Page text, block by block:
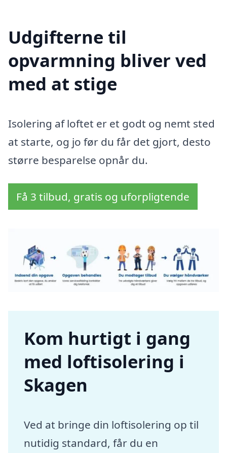
Udgifterne til
opvarmning bliver ved
med at stige
Isolering af loftet er et godt og nemt sted
at starte, og jo før du får det gjort, desto
større besparelse opnår du.
Få 3 tilbud, gratis og uforpligtende
Kom hurtigt i gang
med loftisolering i
Skagen
Ved at bringe din loftisolering op til
nutidig standard, får du en